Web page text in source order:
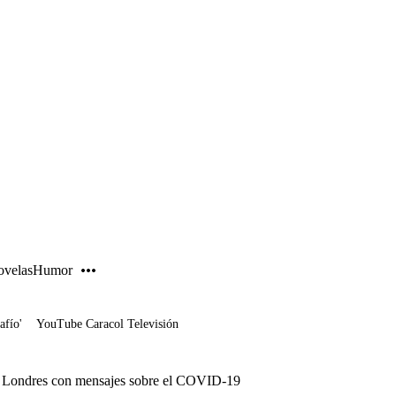
Humor
YouTube Caracol Televisión
con mensajes sobre el COVID-19